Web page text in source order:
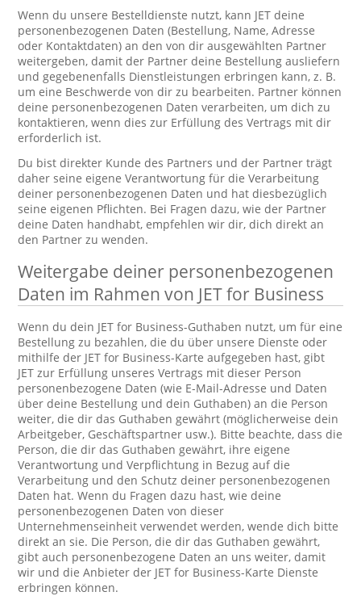
Wenn du unsere Bestelldienste nutzt, kann JET deine
personenbezogenen Daten (Bestellung, Name, Adresse
oder Kontaktdaten) an den von dir ausgewählten Partner
weitergeben, damit der Partner deine Bestellung ausliefern
und gegebenenfalls Dienstleistungen erbringen kann, z. B.
um eine Beschwerde von dir zu bearbeiten. Partner können
deine personenbezogenen Daten verarbeiten, um dich zu
kontaktieren, wenn dies zur Erfüllung des Vertrags mit dir
erforderlich ist.
Du bist direkter Kunde des Partners und der Partner trägt
daher seine eigene Verantwortung für die Verarbeitung
deiner personenbezogenen Daten und hat diesbezüglich
seine eigenen Pflichten. Bei Fragen dazu, wie der Partner
deine Daten handhabt, empfehlen wir dir, dich direkt an
den Partner zu wenden.
Weitergabe deiner personenbezogenen
Daten im Rahmen von JET for Business
Wenn du dein JET for Business-Guthaben nutzt, um für eine
Bestellung zu bezahlen, die du über unsere Dienste oder
mithilfe der JET for Business-Karte aufgegeben hast, gibt
JET zur Erfüllung unseres Vertrags mit dieser Person
personenbezogene Daten (wie E-Mail-Adresse und Daten
über deine Bestellung und dein Guthaben) an die Person
weiter, die dir das Guthaben gewährt (möglicherweise dein
Arbeitgeber, Geschäftspartner usw.). Bitte beachte, dass die
Person, die dir das Guthaben gewährt, ihre eigene
Verantwortung und Verpflichtung in Bezug auf die
Verarbeitung und den Schutz deiner personenbezogenen
Daten hat. Wenn du Fragen dazu hast, wie deine
personenbezogenen Daten von dieser
Unternehmenseinheit verwendet werden, wende dich bitte
direkt an sie. Die Person, die dir das Guthaben gewährt,
gibt auch personenbezogene Daten an uns weiter, damit
wir und die Anbieter der JET for Business-Karte Dienste
erbringen können.